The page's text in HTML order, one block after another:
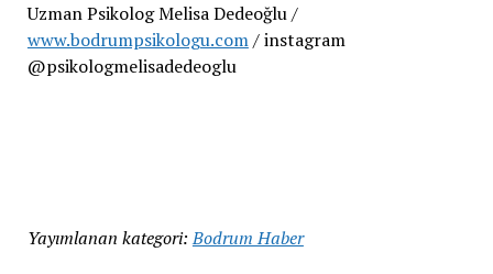
Uzman Psikolog Melisa Dedeoğlu /
www.bodrumpsikologu.com/ instagram
@psikologmelisadedeoglu
Yayımlanan kategori: Bodrum Haber